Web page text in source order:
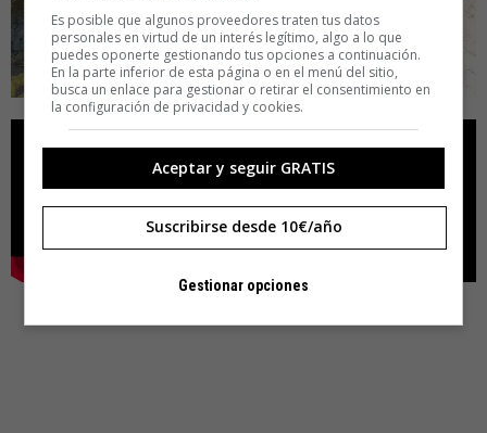
Es posible que algunos proveedores traten tus datos
personales en virtud de un interés legítimo, algo a lo que
puedes oponerte gestionando tus opciones a continuación.
En la parte inferior de esta página o en el menú del sitio,
busca un enlace para gestionar o retirar el consentimiento en
la configuración de privacidad y cookies.
Aceptar y seguir GRATIS
Suscribirse desde 10€/año
Gestionar opciones